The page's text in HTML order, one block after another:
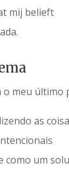
mij belieft
o meu último
as
como um